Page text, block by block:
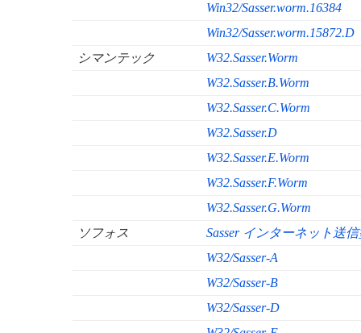
Win32/Sasser.worm.16384
Win32/Sasser.worm.15872.D
シマンテック
W32.Sasser.Worm
W32.Sasser.B.Worm
W32.Sasser.C.Worm
W32.Sasser.D
W32.Sasser.E.Worm
W32.Sasser.F.Worm
W32.Sasser.G.Worm
ソフォス
Sasser インターネット送
W32/Sasser-A
W32/Sasser-B
W32/Sasser-D